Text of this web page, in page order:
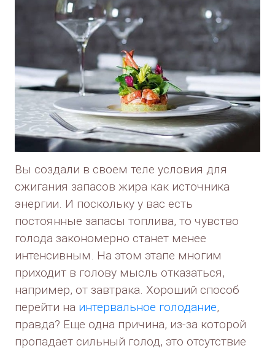
Вы создали в своем теле условия для
сжигания запасов жира как источника
энергии. И поскольку у вас есть
постоянные запасы топлива, то чувство
голода закономерно станет менее
интенсивным. На этом этапе многим
приходит в голову мысль отказаться,
например, от завтрака. Хороший способ
перейти на интервальное голодание,
правда? Еще одна причина, из-за которой
пропадает сильный голод, это отсутствие